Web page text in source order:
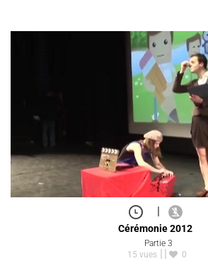
Cérémonie 2012
Partie 3
15 vues
0